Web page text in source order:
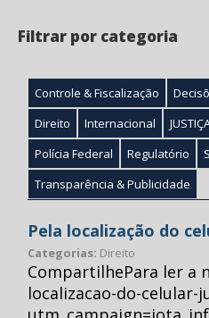
Filtrar por categoria
Controle & Fiscalização
Direito
Internacional
Polícia Federal
Regulatório
Transparência & Publicidade
Pela localização do
Categorias: Direito
CompartilhePara ler a
localizacao-do-